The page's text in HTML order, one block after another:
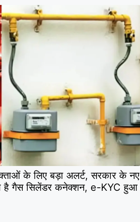
के लिए बड़ा अलर्ट, सरकार के नए
है गैस सिलेंडर कनेक्शन, e-KYC हुआ